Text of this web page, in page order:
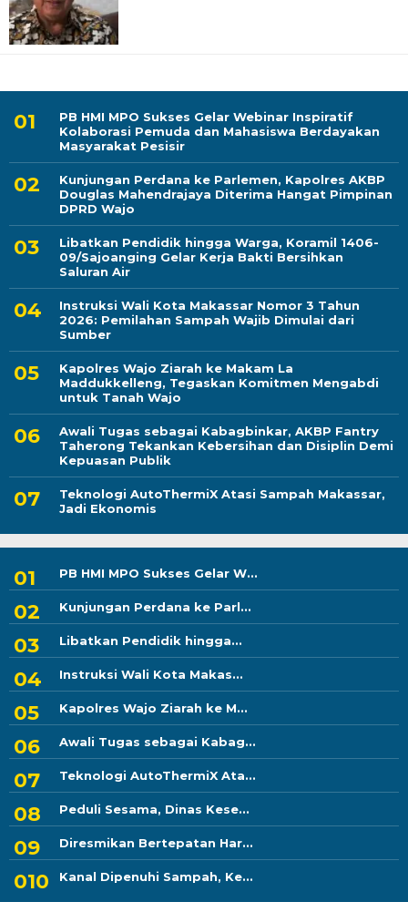
PB HMI MPO Sukses Gelar Webinar Inspiratif
Kolaborasi Pemuda dan Mahasiswa Berdayakan
Masyarakat Pesisir
Kunjungan Perdana ke Parlemen, Kapolres AKBP
Douglas Mahendrajaya Diterima Hangat Pimpinan
DPRD Wajo
Libatkan Pendidik hingga Warga, Koramil 1406-
09/Sajoanging Gelar Kerja Bakti Bersihkan
Saluran Air
Instruksi Wali Kota Makassar Nomor 3 Tahun
2026: Pemilahan Sampah Wajib Dimulai dari
Sumber
Kapolres Wajo Ziarah ke Makam La
Maddukkelleng, Tegaskan Komitmen Mengabdi
untuk Tanah Wajo
Awali Tugas sebagai Kabagbinkar, AKBP Fantry
Taherong Tekankan Kebersihan dan Disiplin Demi
Kepuasan Publik
Teknologi AutoThermiX Atasi Sampah Makassar,
Jadi Ekonomis
PB HMI MPO Sukses Gelar W...
Kunjungan Perdana ke Parl...
Libatkan Pendidik hingga...
Instruksi Wali Kota Makas...
Kapolres Wajo Ziarah ke M...
Awali Tugas sebagai Kabag...
Teknologi AutoThermiX Ata...
Peduli Sesama, Dinas Kese...
Diresmikan Bertepatan Har...
Kanal Dipenuhi Sampah, Ke...